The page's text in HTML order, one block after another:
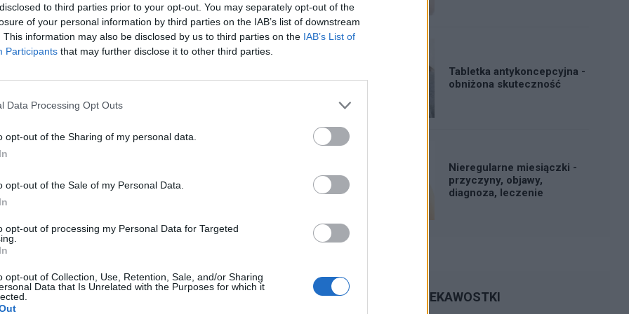
to third parties prior to your opt-out. You may separately opt-out of the
of your personal information by third parties on the IAB’s list of downstream
This information may also be disclosed by us to third parties on the IAB’s List of
Participants that may further disclose it to other third parties.
Data Processing Opt Outs
opt-out of the Sharing of my personal data.
opt-out of the Sale of my Personal Data.
opt-out of processing my Personal Data for Targeted
opt-out of Collection, Use, Retention, Sale, and/or Sharing
Data that Is Unrelated with the Purposes for which it
Brak miesiączki - miałam już przepisane luteinę l,
systen 50 i ponownie luteinę, które również okresu
wykonane badania hormonalne i wyszedł bardzo niski
jakaś masc ?
W maju myślałam że dostałam pierwszej miesiączki
okres. Przypominało to bardziej takie plamienie i to
Tabletka antykoncepcyjna -
obniżona skuteczność
Nieregularne miesiączki -
przyczyny, objawy,
diagnoza, leczenie
CIEKAWOSTKI